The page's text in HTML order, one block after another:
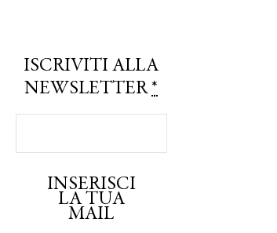
ISCRIVITI ALLA
NEWSLETTER*
INSERISCI
LA TUA
MAIL